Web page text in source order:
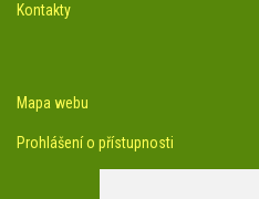
Kontakty
Mapa webu
Prohlášení o přístupnosti